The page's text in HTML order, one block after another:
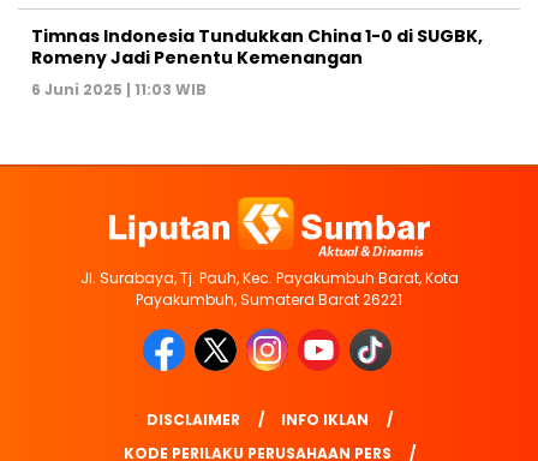
Timnas Indonesia Tundukkan China 1-0 di SUGBK,
Romeny Jadi Penentu Kemenangan
6 Juni 2025 | 11:03 WIB
Jl. Surabaya, Tj. Pauh, Kec. Payakumbuh Barat, Kota
Payakumbuh, Sumatera Barat 26221
DISCLAIMER
INFO IKLAN
KODE PERILAKU PERUSAHAAN PERS